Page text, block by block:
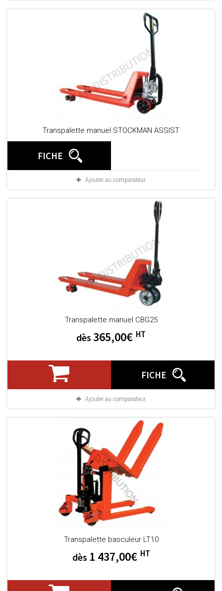
Transpalette manuel STOCKMAN ASSIST
FICHE
Ajouter au comparateur
Transpalette manuel CBG25
dès 365,00€ HT
FICHE
Ajouter au comparateur
Transpalette basculeur LT10
dès 1 437,00€ HT